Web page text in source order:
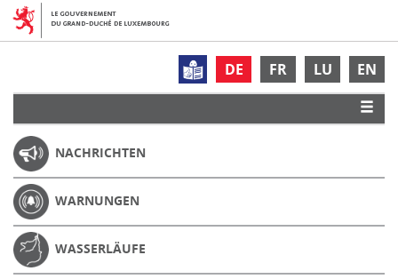
DE FR LU EN
NACHRICHTEN
WARNUNGEN
WASSERLÄUFE